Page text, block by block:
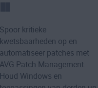
Spoor kritieke
kwetsbaarheden op en
automatiseer patches met
AVG Patch Management.
Houd Windows en